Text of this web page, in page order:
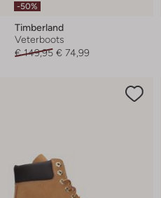
-50%
Timberland
Veterboots
€ 149,95 € 74,99